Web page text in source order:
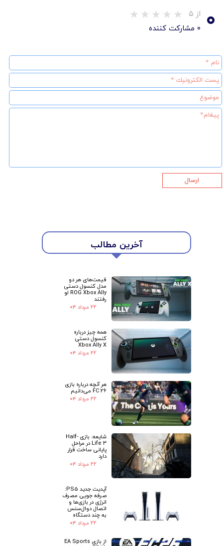
۰ از ۵
★
۰ مشارکت کننده
آخرین مطالب
قیمت‌های هر دو
مدل کنسول دستی
ROG Xbox Ally لو
رفتند
۲۲ مرداد ۰۴
همه چیز درباره
کنسول دستی
Xbox Ally X
۲۲ مرداد ۰۴
هر آنچه درباره بازی
FC 26 می‌دانیم
۲۲ مرداد ۰۴
شایعه: بازی Half-
Life 3 در مراحل
پایانی ساخت قرار
دارد
۲۲ مرداد ۰۴
آپدیت جدید PS5:
صرفه جویی مصرف
انرژی در بازی‌ها و
اتصال دوال‌سنس
به چند دستگاه
۲۲ مرداد ۰۴
از بازی EA Sports
ارسال